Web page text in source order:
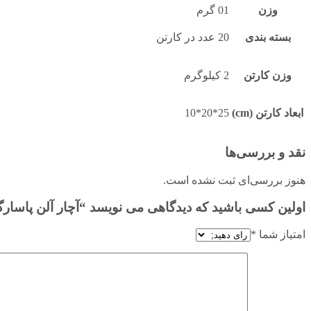
وزن 01 گرم
بسته بندی 20 عدد در کارتن
وزن کارتن 2 کیلوگرم
ابعاد کارتن (cm) 25*20*10
نقد و بررسی‌ها
هنوز بررسی‌ای ثبت نشده است.
اولین کسی باشید که دیدگاهی می نویسد “آچار آلن
امتیاز شما *